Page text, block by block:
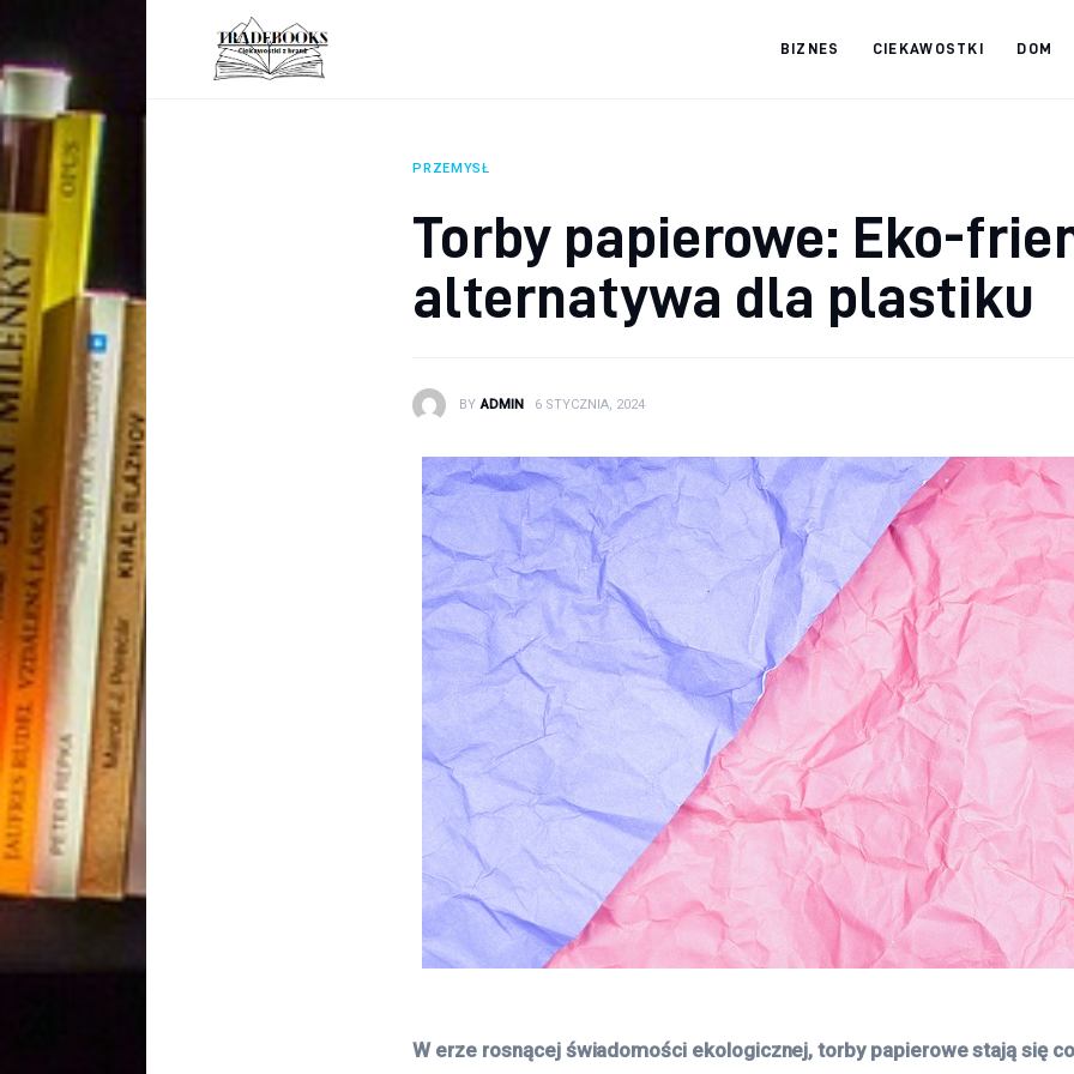
BIZNES CIEKAWOSTKI DOM
Ciekawostki
Dom
Poraniki
Pozostałe
Zdrowie
PRZEMYSŁ
Torby papierowe: Eko-
alternatywa dla plastiku
BY ADMIN 6 STYCZNIA, 2024
W erze rosnącej świadomości ekologicznej, torby papierowe stają się